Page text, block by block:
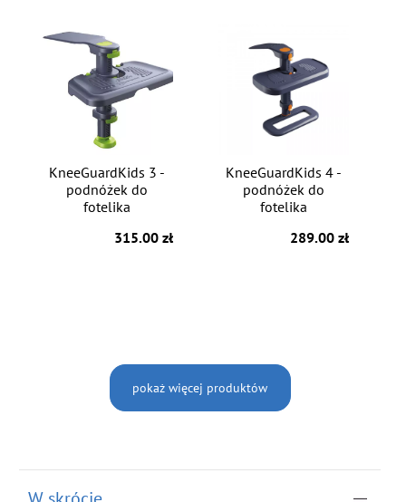
KneeGuardKids 3 -
podnóżek do
fotelika
315.00 zł
KneeGuardKids 4 -
podnóżek do
fotelika
289.00 zł
pokaż więcej produktów